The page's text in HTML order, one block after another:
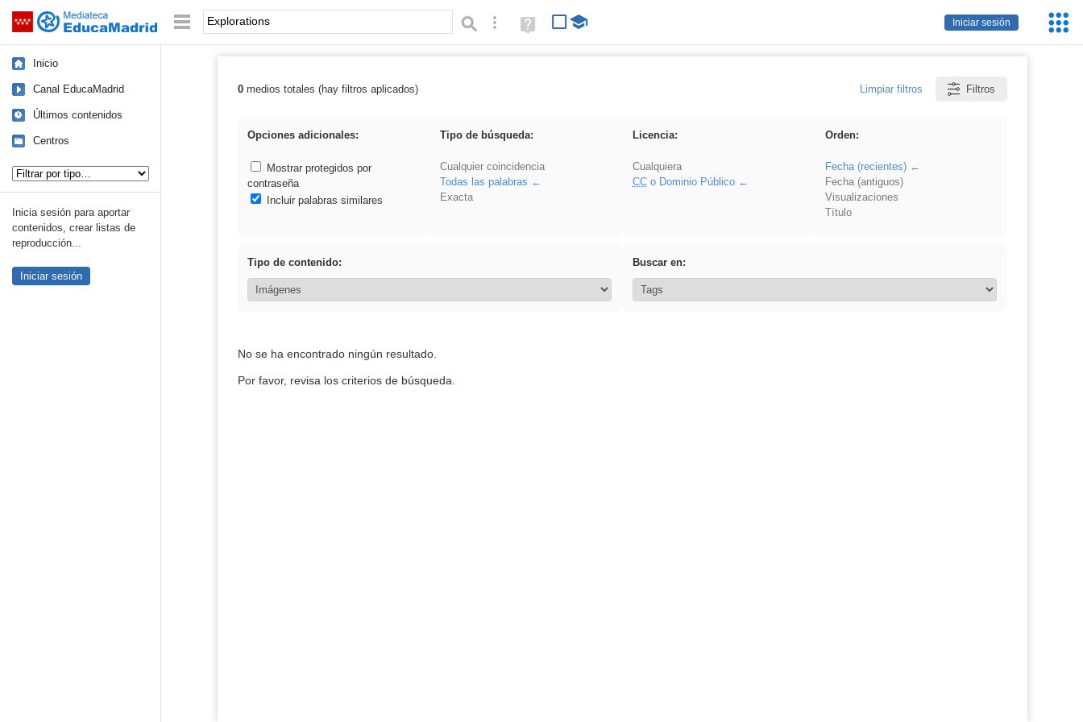
Saltar navegación
Iniciar sesión
Palabra o frase: Búsqueda avanzada
Ayuda
(en
Inicio
Canal EducaMadrid
Últimos contenidos
Centros
Inicia sesión para aportar
contenidos, crear listas de
reproducción...
Iniciar sesión
Resultados de: Explorations
0medios totales (hay filtros aplicados) Limpiar filtros Filtros
Opciones adicionales:
Mostrar protegidos por
contraseña
Incluir palabras similares
Tipo de búsqueda:
Cualquier coincidencia
Todas las palabras
Exacta
Licencia:
Cualquiera
CCo Dominio Público
Orden:
Fecha (recientes)
Fecha (antiguos)
Visualizaciones
Título
Tipo de contenido: Buscar en:
No se ha encontrado ningún resultado.
Por favor, revisa los criterios de búsqueda.